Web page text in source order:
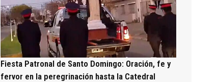
Fiesta Patronal de Santo Domingo: Oración, fe y
fervor en la peregrinación hasta la Catedral